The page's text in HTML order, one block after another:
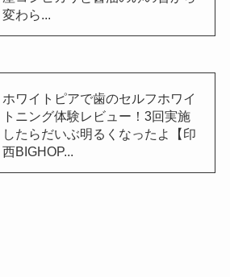
変わら...
ホワイトピアで歯のセルフホワイ
トニング体験レビュー！3回実施
したらだいぶ明るくなったよ【印
西BIGHOP...